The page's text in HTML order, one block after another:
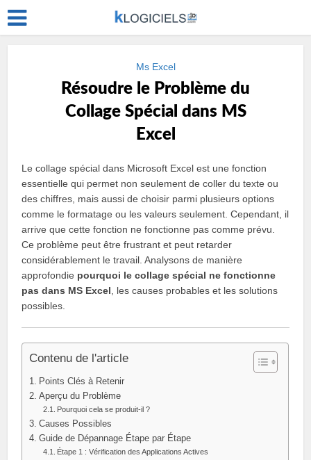
Ms Excel
Résoudre le Problème du
Collage Spécial dans MS
Excel
Le collage spécial dans Microsoft Excel est une fonction
essentielle qui permet non seulement de coller du texte ou
des chiffres, mais aussi de choisir parmi plusieurs options
comme le formatage ou les valeurs seulement. Cependant, il
arrive que cette fonction ne fonctionne pas comme prévu.
Ce problème peut être frustrant et peut retarder
considérablement le travail. Analysons de manière
approfondie pourquoi le collage spécial ne fonctionne
pas dans MS Excel , les causes probables et les solutions
possibles.
Contenu de l'article
Points Clés à Retenir
Aperçu du Problème
Pourquoi cela se produit-il ?
Causes Possibles
Guide de Dépannage Étape par Étape
Étape 1 : Vérification des Applications Actives